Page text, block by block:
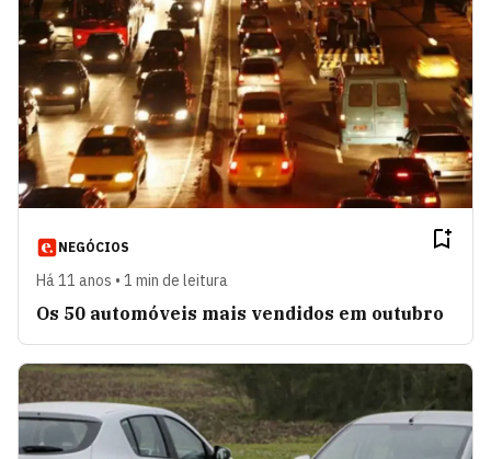
NEGÓCIOS
Há 11 anos • 1 min de leitura
Os 50 automóveis mais vendidos em outubro